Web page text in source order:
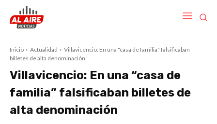
Inicio Actualidad
Villavicencio: En una "casa de familia" falsificaban
billetes de alta denominación
Villavicencio: En una “casa de
familia” falsificaban billetes de
alta denominación